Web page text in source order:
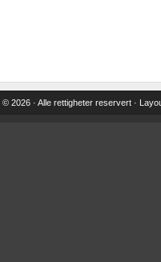
© 2026 · Alle rettigheter reservert ·